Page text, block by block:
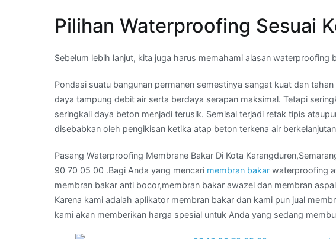
Pilihan Waterproofing Sesuai
Sebelum lebih lanjut, kita juga harus memahami alasan
Pondasi suatu bangunan permanen semestinya sangat kuat dan
daya tampung debit air serta berdaya serapan maksimal. Tetapi
seringkali daya beton menjadi terusik. Semisal terjadi retak tipis
disebabkan oleh pengikisan ketika atap beton terkena air
Pasang Waterproofing Membrane Bakar Di Kota
90 70 05 00 .Bagi Anda yang mencari membran bakar waterproofing
membran bakar anti bocor,membran bakar awazel dan membran
Karena kami adalah aplikator membran bakar dan kami pun jual
kami akan memberikan harga spesial untuk Anda yang sedang